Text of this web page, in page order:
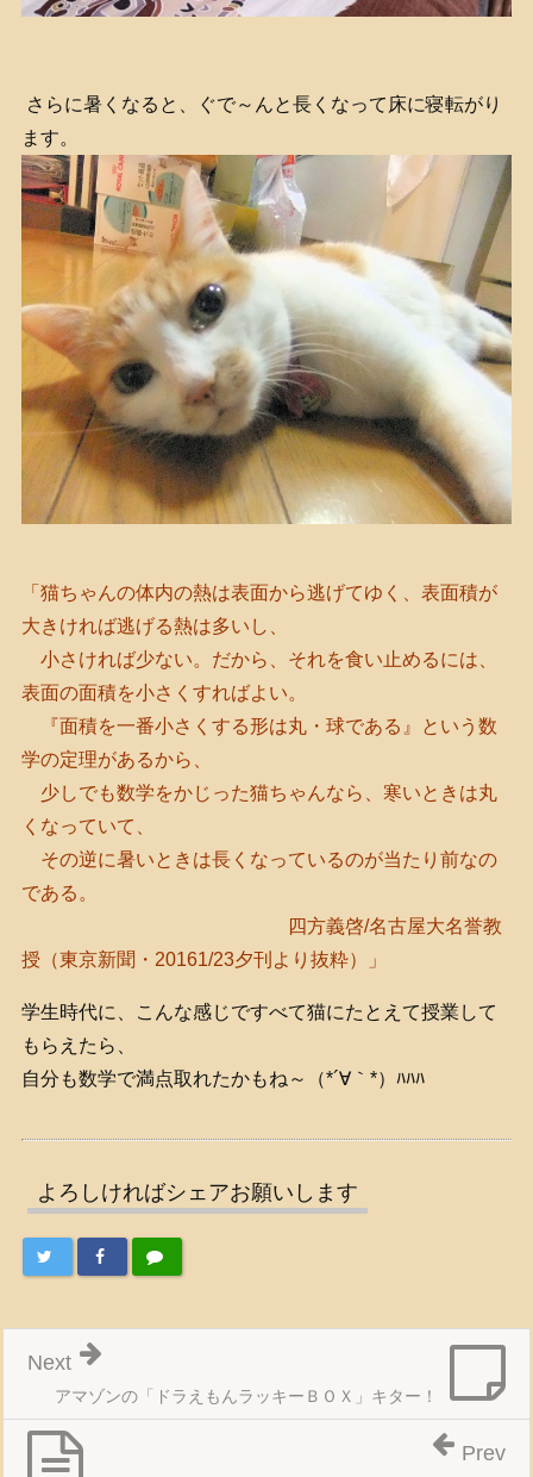
さらに暑くなると、ぐで～んと長くなって床に寝転がり
ます。
「猫ちゃんの体内の熱は表面から逃げてゆく、表面積が
大きければ逃げる熱は多いし、
小さければ少ない。だから、それを食い止めるには、
表面の面積を小さくすればよい。
『面積を一番小さくする形は丸・球である』という数
学の定理があるから、
少しでも数学をかじった猫ちゃんなら、寒いときは丸
くなっていて、
その逆に暑いときは長くなっているのが当たり前なの
である。
四方義啓/名古屋大名誉教
授（東京新聞・20161/23夕刊より抜粋）」
学生時代に、こんな感じですべて猫にたとえて授業して
もらえたら、
自分も数学で満点取れたかもね～（*´∀｀*）ﾊﾊﾊ
よろしければシェアお願いします
アマゾンの「ドラえもんラッキーＢＯＸ」キター！
Next
Prev